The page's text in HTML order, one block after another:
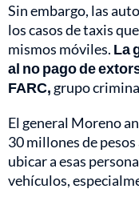
Sin embargo, las
los casos de taxis
mismos móviles. La
al no pago de
FARC, grupo
El general Moreno
30 millones de pesos
ubicar a esas
vehículos,